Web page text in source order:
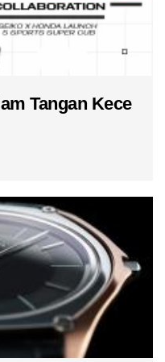
Tangan Kece